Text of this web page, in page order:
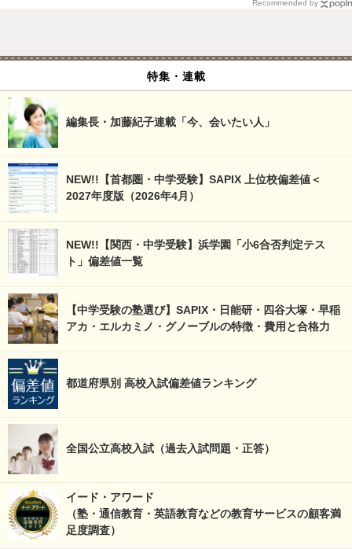
Recommended by
特集・連載
編集長・加藤紀子連載「今、会いたい人」
NEW!!【首都圏・中学受験】SAPIX 上位校偏差値＜
2027年度版（2026年4月）
NEW!!【関西・中学受験】浜学園「小6合否判定テス
ト」偏差値一覧
【中学受験の塾選び】SAPIX・日能研・四谷大塚・早稲
アカ・エルカミノ・グノーブルの特徴・費用と合格力
都道府県別 高校入試偏差値ランキング
全国公立高校入試（過去入試問題・正答）
イード・アワード
（塾・通信教育・英語教育などの教育サービスの顧客満
足度調査）